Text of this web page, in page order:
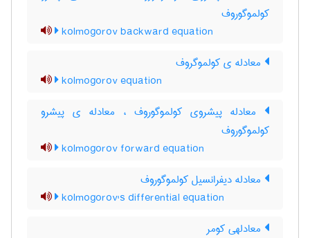
کولموگوروف
kolmogorov backward equation
معادله ی کولموگروف
kolmogorov equation
معادله پیشروی کولموگوروف ، معادله ی پیشرو
کولموگوروف
kolmogorov forward equation
معادله دیفرانسیل کولموگوروف
kolmogorov's differential equation
معادلهی کومر